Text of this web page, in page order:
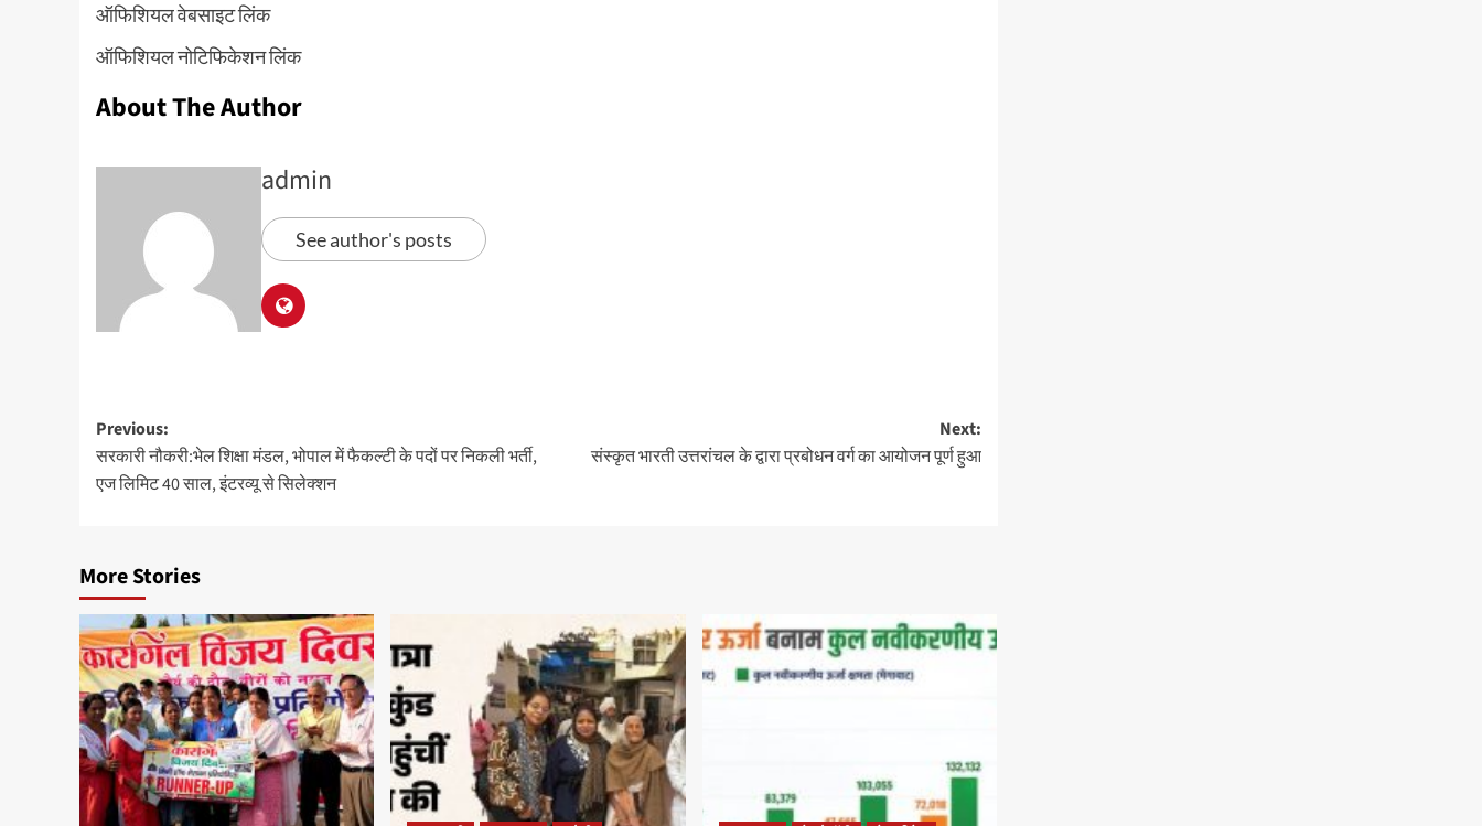
ऑफिशियल वेबसाइट लिंक
ऑफिशियल नोटिफिकेशन लिंक
About The Author
admin
See author's posts
Previous:
सरकारी नौकरी:भेल शिक्षा मंडल, भोपाल में फैकल्टी के पदों पर निकली भर्ती,
एज लिमिट 40 साल, इंटरव्यू से सिलेक्शन
Next:
संस्कृत भारती उत्तरांचल के द्वारा प्रबोधन वर्ग का आयोजन पूर्ण हुआ
More Stories